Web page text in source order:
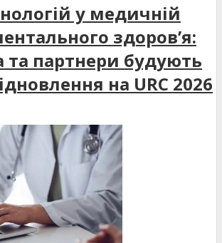
у медичній
здоров’я:
та партнери будують
на URC 2026